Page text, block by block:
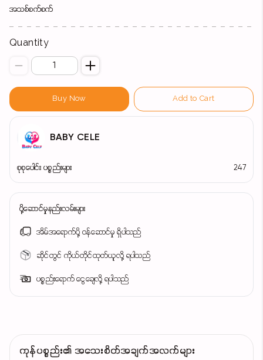
အသစ်စက်စက်
Quantity
Buy Now Add to Cart
BABY CELE
စုစုပေါင်း ပစ္စည်းများ 247
ပို့ဆောင်မှုနည်းလမ်းများ
အိမ်အရောက်ပို့ ဝန်ဆောင်မှု ရှိပါသည်
ဆိုင်တွင် ကိုယ်တိုင်ထုတ်ယူလို့ ရပါသည်
ပစ္စည်းရောက် ငွေချေလို့ ရပါသည်
ကုန်ပစ္စည်း၏ အသေးစိတ်အချက်အလက်များ